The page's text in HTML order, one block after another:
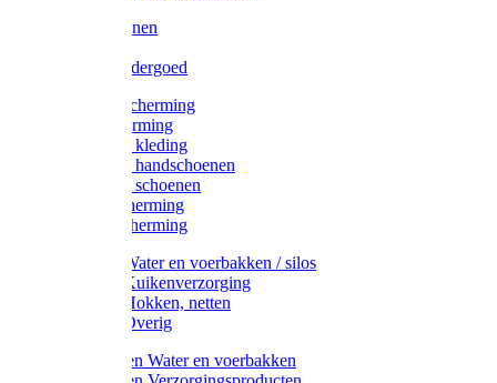
Handschoenen
Thermo ondergoed
Gehoorbescherming
Oogbescherming
Disposable kleding
Disposable handschoenen
Disposable schoenen
Mondbescherming
Hoofdbescherming
Pluimvee Water en voerbakken / silos
Pluimvee Kuikenverzorging
Pluimvee Hokken, netten
Pluimvee Overig
Knaagdieren Water en voerbakken